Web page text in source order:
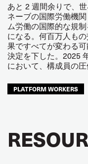
あと 2 週間余りで、
ネーブの国際労働機
ム労働の国際的な規
になる。何百万人も
果ですべてが変わる
決定を下した。2025
において、構成員の
PLATFORM WORKERS